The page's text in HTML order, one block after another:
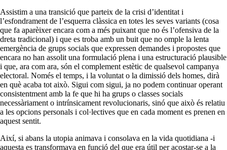
Assistim a una transició que parteix de la crisi d’identitat i
l’esfondrament de l’esquerra clàssica en totes les seves variants (cosa
que fa aparèixer encara com a més puixant que no és l’ofensiva de la
dreta tradicional) i que es troba amb un buit que no omple la lenta
emergència de grups socials que expressen demandes i propostes que
encara no han assolit una formulació plena i una estructuració plausible
i que, ara com ara, són el complement estètic de qualsevol campanya
electoral. Només el temps, i la voluntat o la dimissió dels homes, dirà
en què acaba tot això. Sigui com sigui, ja no podem continuar operant
consistentment amb la fe que hi ha grups o classes socials
necessàriament o intrínsicament revolucionaris, sinó que això és relatiu
a les opcions personals i col·lectives que en cada moment es prenen en
aquest sentit.
Així, si abans la utopia animava i consolava en la vida quotidiana -i
aquesta es transformava en funció del que era útil per acostar-se a la